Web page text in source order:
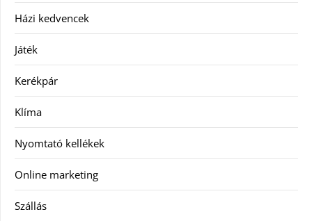
Házi kedvencek
Játék
Kerékpár
Klíma
Nyomtató kellékek
Online marketing
Szállás